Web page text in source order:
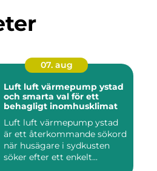
07. aug
Luft luft värmepump ystad
och smarta val för ett
behagligt inomhusklimat
Luft luft värmepump ystad
är ett återkommande sökord
när husägare i sydkusten
söker efter ett enkelt...